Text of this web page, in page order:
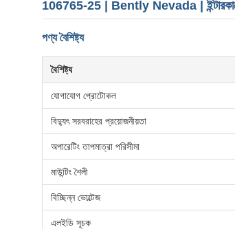
106765-25 | Bently Nevada |
পণ্য বৈশিষ্ট্য
বৈশিষ্ট্য
যোগাযোগ প্রোটোকল
বিদ্যুৎ সরবরাহের প্রয়োজনীয়তা
অপারেটিং তাপমাত্রা পরিসীমা
মাউন্টিং শৈলী
বিচ্ছিন্ন ভোল্টেজ
এলইডি সূচক